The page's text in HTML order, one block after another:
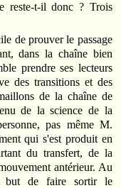
reste-t-il donc ? Trois
de prouver le passage
dans la chaîne bien
prendre ses lecteurs
des transitions et des
de la chaîne de
de la science de la
pas même M.
qui s'est produit en
du transfert, de la
antérieur. Au
but de faire sortir le